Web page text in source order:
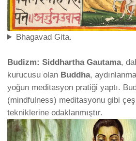
Bhagavad Gita.
Budizm: Siddhartha Gautama,
kurucusu olan Buddha,
yoğun meditasyon pratiği yaptı.
(mindfulness) meditasyonu gibi
tekniklerine odaklanmıştır.